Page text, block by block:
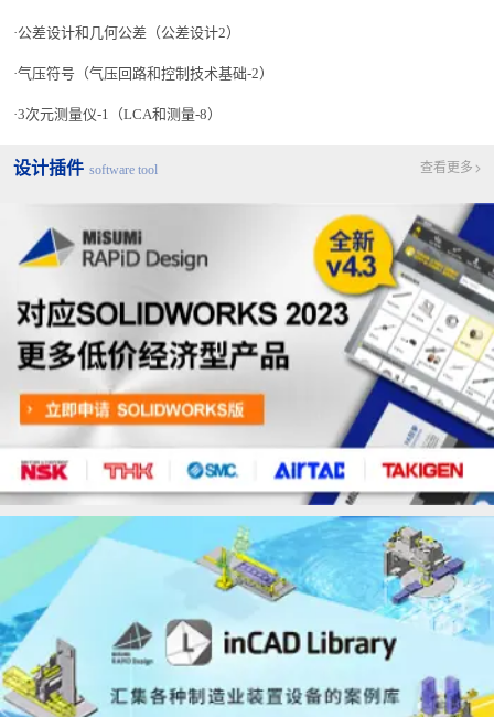
公差设计和几何公差（公差设计2）
气压符号（气压回路和控制技术基础-2）
3次元测量仪-1（LCA和测量-8）
设计插件 software tool 查看更多